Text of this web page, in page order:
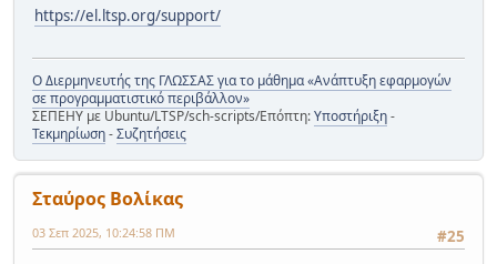
https://el.ltsp.org/support/
Ο Διερμηνευτής της ΓΛΩΣΣΑΣ για το μάθημα «Ανάπτυξη εφαρμογών
σε προγραμματιστικό περιβάλλον»
ΣΕΠΕΗΥ με Ubuntu/LTSP/sch-scripts/Επόπτη:Υποστήριξη-
Τεκμηρίωση-Συζητήσεις
Σταύρος Βολίκας
#25
03 Σεπ 2025, 10:24:58 ΠΜ